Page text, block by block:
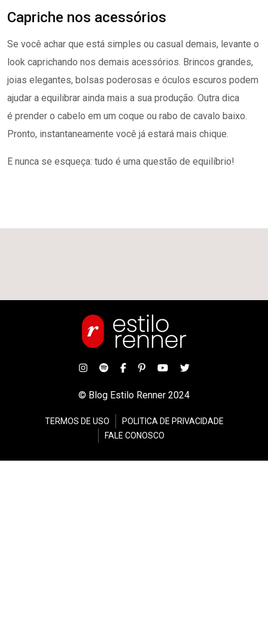
Capriche nos acessórios
Se você achar que está simples ou casual demais, levante o
look caprichando nos demais acessórios. Brincos grandes,
joias elegantes, bolsas poderosas e óculos escuros podem
ajudar a equilibrar ainda mais a sua produção. Outra dica
é prender o cabelo em um coque ou rabo de cavalo baixo.
Pronto, instantaneamente você já estará mais chique.
E nunca se esqueça: tudo é uma questão de equilíbrio!
© Blog Estilo Renner 2024
TERMOS DE USO
POLITICA DE PRIVACIDADE
FALE CONOSCO